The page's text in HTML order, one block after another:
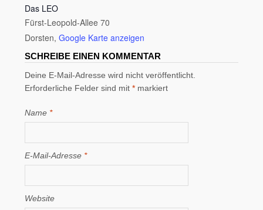
Das LEO
Fürst-Leopold-Allee 70
Dorsten, Google Karte anzeigen
SCHREIBE EINEN KOMMENTAR
Deine E-Mail-Adresse wird nicht veröffentlicht.
Erforderliche Felder sind mit* markiert
Name *
E-Mail-Adresse *
Website